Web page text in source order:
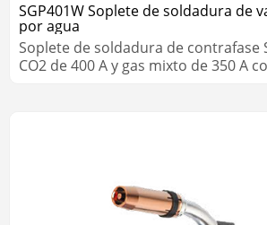
SGP401W Soplete de soldadura de
por agua
Soplete de soldadura de contrafase
CO2 de 400 A y gas mixto de 350 A